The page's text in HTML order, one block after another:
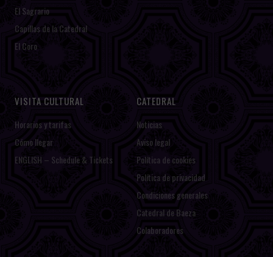
El Sagrario
Capillas de la Catedral
El Coro
VISITA CULTURAL
Horarios y tarifas
Cómo llegar
ENGLISH – Schedule & Tickets
CATEDRAL
Noticias
Aviso legal
Política de cookies
Política de privacidad
Condiciones generales
Catedral de Baeza
Colaboradores